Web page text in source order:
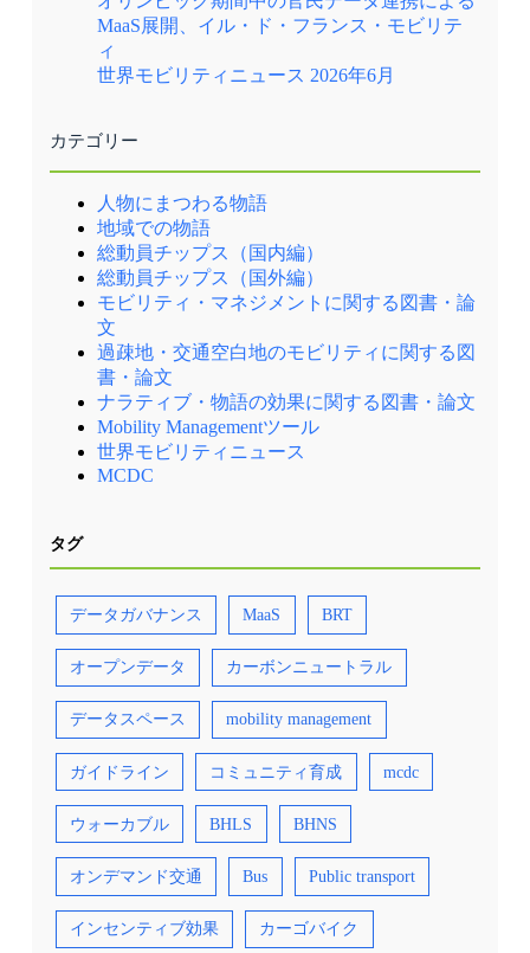
MaaS展開、イル・ド・フランス・モビリテ
ィ
世界モビリティニュース 2026年6月
カテゴリー
人物にまつわる物語
地域での物語
総動員チップス（国内編）
総動員チップス（国外編）
モビリティ・マネジメントに関する図書・論
文
過疎地・交通空白地のモビリティに関する図
書・論文
ナラティブ・物語の効果に関する図書・論文
Mobility Managementツール
世界モビリティニュース
MCDC
タグ
データガバナンス MaaS BRT
オープンデータ カーボンニュートラル
データスペース mobility management
ガイドライン コミュニティ育成 mcdc
ウォーカブル BHLS BHNS
オンデマンド交通 Bus Public transport
インセンティブ効果 カーゴバイク